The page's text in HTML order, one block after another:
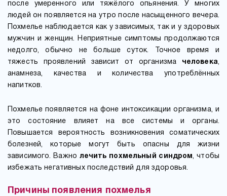
после умеренного или тяжёлого опьянения. У многих
людей он появляется на утро после насыщенного вечера.
Похмелье наблюдается как у зависимых, так и у здоровых
мужчин и женщин. Неприятные симптомы продолжаются
недолго, обычно не больше суток. Точное время и
тяжесть проявлений зависит от организма человека,
анамнеза, качества и количества употреблённых
напитков.
Похмелье появляется на фоне интоксикации организма, и
это состояние влияет на все системы и органы.
Повышается вероятность возникновения соматических
болезней, которые могут быть опасны для жизни
зависимого. Важно лечить похмельный синдром, чтобы
избежать негативных последствий для здоровья.
Причины появления похмелья